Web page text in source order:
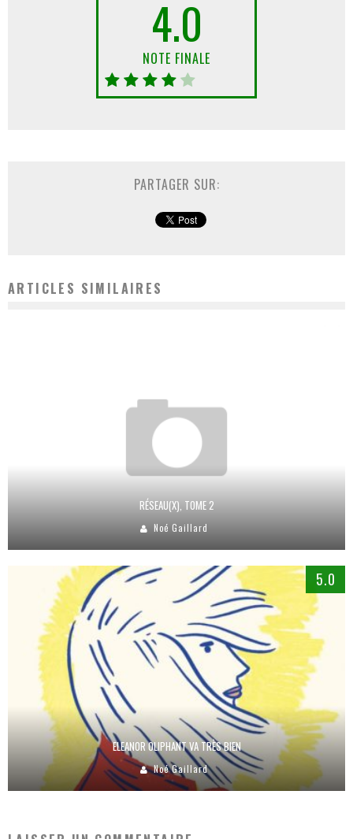
4.0
NOTE FINALE
PARTAGER SUR:
ARTICLES SIMILAIRES
RÉSEAU(X), TOME 2
Noé Gaillard
5.0
ELEANOR OLIPHANT VA TRÈS BIEN
Noé Gaillard